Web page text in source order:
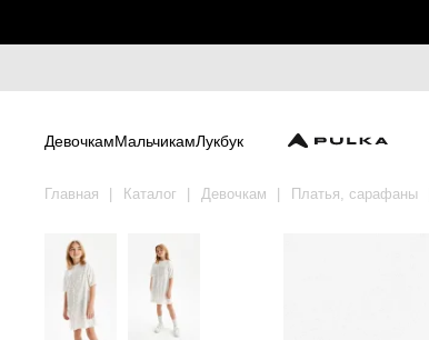
ДевочкамМальчикамЛукбук
Главная Каталог Девочкам Платья, сарафаны